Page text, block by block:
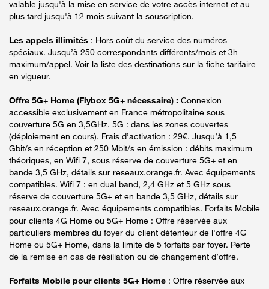
valable jusqu'à la mise en service de votre accès internet et au
plus tard jusqu'à 12 mois suivant la souscription.
Les appels illimités : Hors coût du service des numéros
spéciaux. Jusqu’à 250 correspondants différents/mois et 3h
maximum/appel. Voir la liste des destinations sur la fiche tarifaire
en vigueur.
Offre 5G+ Home (Flybox 5G+ nécessaire) : Connexion
accessible exclusivement en France métropolitaine sous
couverture 5G en 3,5GHz. 5G : dans les zones couvertes
(déploiement en cours). Frais d’activation : 29€. Jusqu’à 1,5
Gbit/s en réception et 250 Mbit/s en émission : débits maximum
théoriques, en Wifi 7, sous réserve de couverture 5G+ et en
bande 3,5 GHz, détails sur reseaux.orange.fr. Avec équipements
compatibles. Wifi 7 : en dual band, 2,4 GHz et 5 GHz sous
réserve de couverture 5G+ et en bande 3,5 GHz, détails sur
reseaux.orange.fr. Avec équipements compatibles. Forfaits Mobile
pour clients 4G Home ou 5G+ Home : Offre réservée aux
particuliers membres du foyer du client détenteur de l'offre 4G
Home ou 5G+ Home, dans la limite de 5 forfaits par foyer. Perte
de la remise en cas de résiliation ou de changement d’offre.
Forfaits Mobile pour clients 5G+ Home : Offre réservée aux